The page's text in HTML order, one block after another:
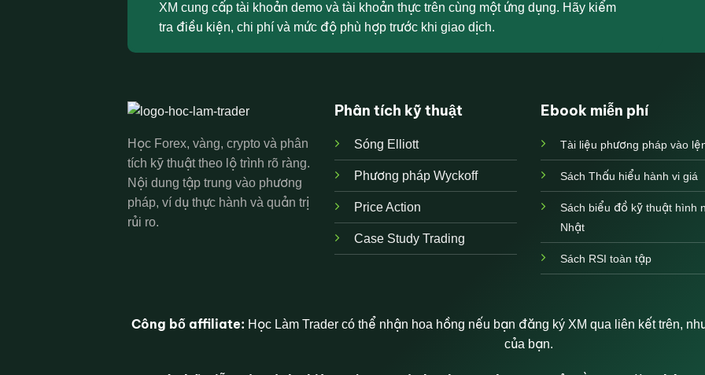
XM cung cấp tài khoản demo và tài khoản thực trên cùng một ứng dụng. Hãy kiểm
tra điều kiện, chi phí và mức độ phù hợp trước khi giao dịch.
Học Forex, vàng, crypto và phân
tích kỹ thuật theo lộ trình rõ ràng.
Nội dung tập trung vào phương
pháp, ví dụ thực hành và quản trị
rủi ro.
Phân tích kỹ thuật
Sóng Elliott
Phương pháp Wyckoff
Price Action
Case Study Trading
Ebook miễn phí
Tài liệu phương pháp vào
Sách Thấu hiểu hành vi giá
Sách biểu đồ kỹ thuật hình
Nhật
Sách RSI toàn tập
Công bố affiliate: Học Làm Trader có thể nhận hoa hồng nếu bạn đăng ký XM qua liên kết trên,
của bạn.